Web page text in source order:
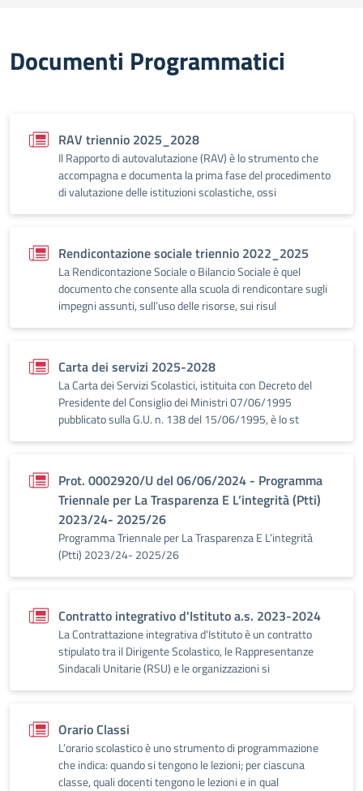
Documenti Programmatici
RAV triennio 2025_2028
Il Rapporto di autovalutazione (RAV) è lo strumento che
accompagna e documenta la prima fase del procedimento
di valutazione delle istituzioni scolastiche, ossi
Rendicontazione sociale triennio 2022_2025
La Rendicontazione Sociale o Bilancio Sociale è quel
documento che consente alla scuola di rendicontare sugli
impegni assunti, sull’uso delle risorse, sui risul
Carta dei servizi 2025-2028
La Carta dei Servizi Scolastici, istituita con Decreto del
Presidente del Consiglio dei Ministri 07/06/1995
pubblicato sulla G.U. n. 138 del 15/06/1995, è lo st
Prot. 0002920/U del 06/06/2024 - Programma
Triennale per La Trasparenza E L’integrità (Ptti)
2023/24- 2025/26
Programma Triennale per La Trasparenza E L’integrità
(Ptti) 2023/24- 2025/26
Contratto integrativo d'Istituto a.s. 2023-2024
La Contrattazione integrativa d'Istituto è un contratto
stipulato tra il Dirigente Scolastico, le Rappresentanze
Sindacali Unitarie (RSU) e le organizzazioni si
Orario Classi
L’orario scolastico è uno strumento di programmazione
che indica: quando si tengono le lezioni; per ciascuna
classe, quali docenti tengono le lezioni e in qual